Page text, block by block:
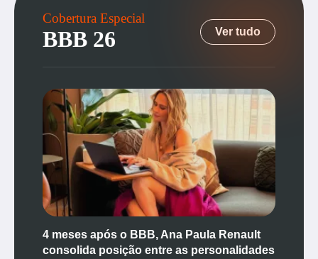
Cobertura Especial
BBB 26 Ver tudo
4 meses após o BBB, Ana Paula Renault
consolida posição entre as personalidades